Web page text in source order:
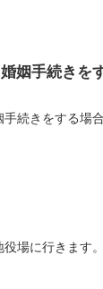
姻手続きを
手続きをする場
場に行きます。